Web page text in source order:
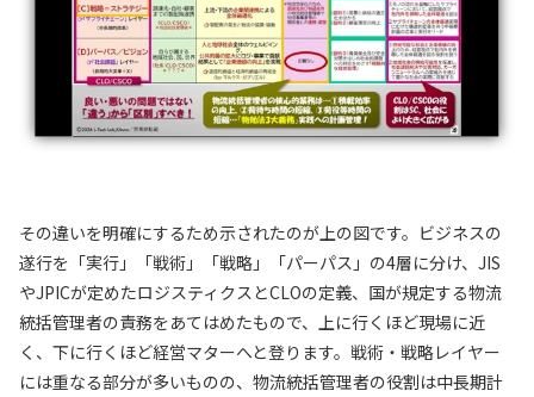
その違いを明確にするため示されたのが上の図です。ビジネスの
遂行を「実行」「戦術」「戦略」「パーパス」の4層に分け、JIS
やJPICが定めたロジスティクスとCLOの定義、国が規定する物流
統括管理者の責務をあてはめたもので、上に行くほど現場に近
く、下に行くほど経営マターへと登ります。戦術・戦略レイヤー
には重なる部分が多いものの、物流統括管理者の役割は中長期計